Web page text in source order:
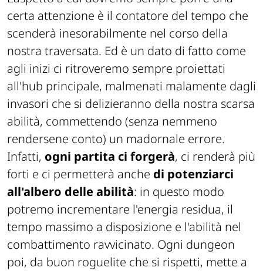
certa attenzione è il contatore del tempo che
scenderà inesorabilmente nel corso della
nostra traversata. Ed è un dato di fatto come
agli inizi ci ritroveremo sempre proiettati
all'hub principale, malmenati malamente dagli
invasori che si delizieranno della nostra scarsa
abilità, commettendo (senza nemmeno
rendersene conto) un madornale errore.
Infatti, ogni partita ci forgerà, ci renderà più
forti e ci permetterà anche di potenziarci
all'albero delle abilità: in questo modo
potremo incrementare l'energia residua, il
tempo massimo a disposizione e l'abilità nel
combattimento ravvicinato. Ogni dungeon
poi, da buon roguelite che si rispetti, mette a